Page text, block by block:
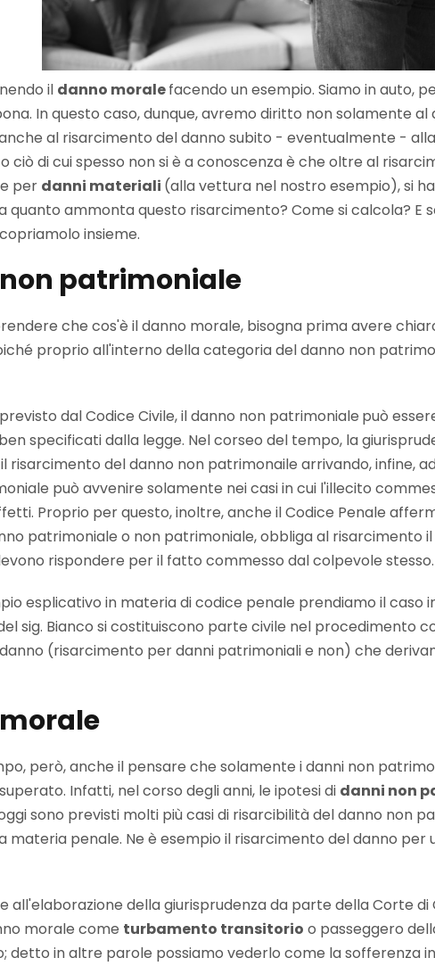
il danno moralefacendo un esempio. Siamo in auto,
In questo caso, dunque, avremo diritto non solamente
al risarcimento del danno subito - eventualmente -
ciò di cui spesso non si è a conoscenza è che oltre al
per danni materiali (alla vettura nel nostro esempio), si
quanto ammonta questo risarcimento? Come si calcola? E
insieme.
patrimoniale
che cos'è il danno morale, bisogna prima avere
proprio all'interno della categoria del danno non
dal Codice Civile, il danno non patrimoniale può
specificati dalla legge. Nel corseo del tempo, la
del danno non patrimonaile arrivando, infine,
può avvenire solamente nei casi in cui l'illecito
Proprio per questo, inoltre, anche il Codice Penale
patrimoniale o non patrimoniale, obbliga al risarcimento
rispondere per il fatto commesso dal colpevole stesso.
esplicativo in materia di codice penale prendiamo il caso in
sig. Bianco si costituiscono parte civile nel procedimento
(risarcimento per danni patrimoniali e non) che
però, anche il pensare che solamente i danni non
Infatti, nel corso degli anni, le ipotesi di danni non
sono previsti molti più casi di risarcibilità del danno non
materia penale. Ne è esempio il risarcimento del danno per
all'elaborazione della giurisprudenza da parte della Corte di
morale come turbamento transitorio o passeggero
detto in altre parole possiamo vederlo come la sofferenza